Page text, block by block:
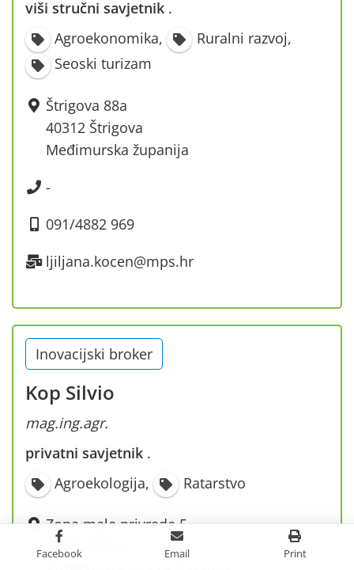
Facebook Email Print
viši stručni savjetnik ·
Agroekonomika, Ruralni razvoj,
Seoski turizam
Štrigova 88a
40312 Štrigova
Međimurska županija
-
091/4882 969
ljiljana.kocen@mps.hr
Inovacijski broker
Kop Silvio
mag.ing.agr.
privatni savjetnik ·
Agroekologija, Ratarstvo
Zona male privrede 5
34550 Pakrac